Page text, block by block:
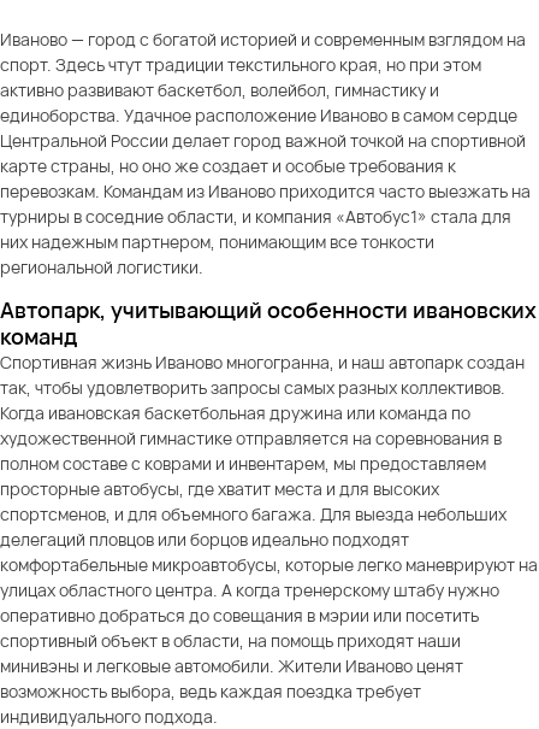
Иваново — город с богатой историей и современным взглядом на
спорт. Здесь чтут традиции текстильного края, но при этом
активно развивают баскетбол, волейбол, гимнастику и
единоборства. Удачное расположение Иваново в самом сердце
Центральной России делает город важной точкой на спортивной
карте страны, но оно же создает и особые требования к
перевозкам. Командам из Иваново приходится часто выезжать на
турниры в соседние области, и компания «Автобус1» стала для
них надежным партнером, понимающим все тонкости
региональной логистики.
Автопарк, учитывающий особенности ивановских
команд
Спортивная жизнь Иваново многогранна, и наш автопарк создан
так, чтобы удовлетворить запросы самых разных коллективов.
Когда ивановская баскетбольная дружина или команда по
художественной гимнастике отправляется на соревнования в
полном составе с коврами и инвентарем, мы предоставляем
просторные автобусы, где хватит места и для высоких
спортсменов, и для объемного багажа. Для выезда небольших
делегаций пловцов или борцов идеально подходят
комфортабельные микроавтобусы, которые легко маневрируют на
улицах областного центра. А когда тренерскому штабу нужно
оперативно добраться до совещания в мэрии или посетить
спортивный объект в области, на помощь приходят наши
минивэны и легковые автомобили. Жители Иваново ценят
возможность выбора, ведь каждая поездка требует
индивидуального подхода.